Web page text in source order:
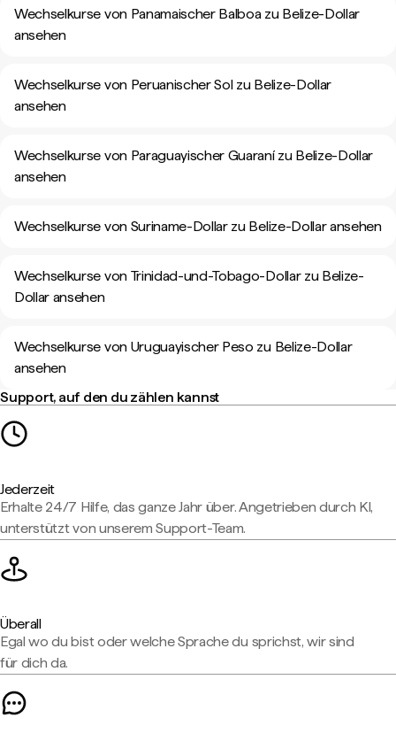
Wechselkurse von Panamaischer Balboa zu Belize-Dollar
ansehen
Wechselkurse von Peruanischer Sol zu Belize-Dollar
ansehen
Wechselkurse von Paraguayischer Guaraní zu Belize-Dollar
ansehen
Wechselkurse von Suriname-Dollar zu Belize-Dollar ansehen
Wechselkurse von Trinidad-und-Tobago-Dollar zu Belize-
Dollar ansehen
Wechselkurse von Uruguayischer Peso zu Belize-Dollar
ansehen
Support, auf den du zählen kannst
Jederzeit
Erhalte 24/7 Hilfe, das ganze Jahr über. Angetrieben durch KI,
unterstützt von unserem Support-Team.
Überall
Egal wo du bist oder welche Sprache du sprichst, wir sind
für dich da.